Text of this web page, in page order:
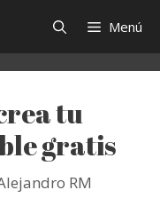
Menú
tu
gratis
RM